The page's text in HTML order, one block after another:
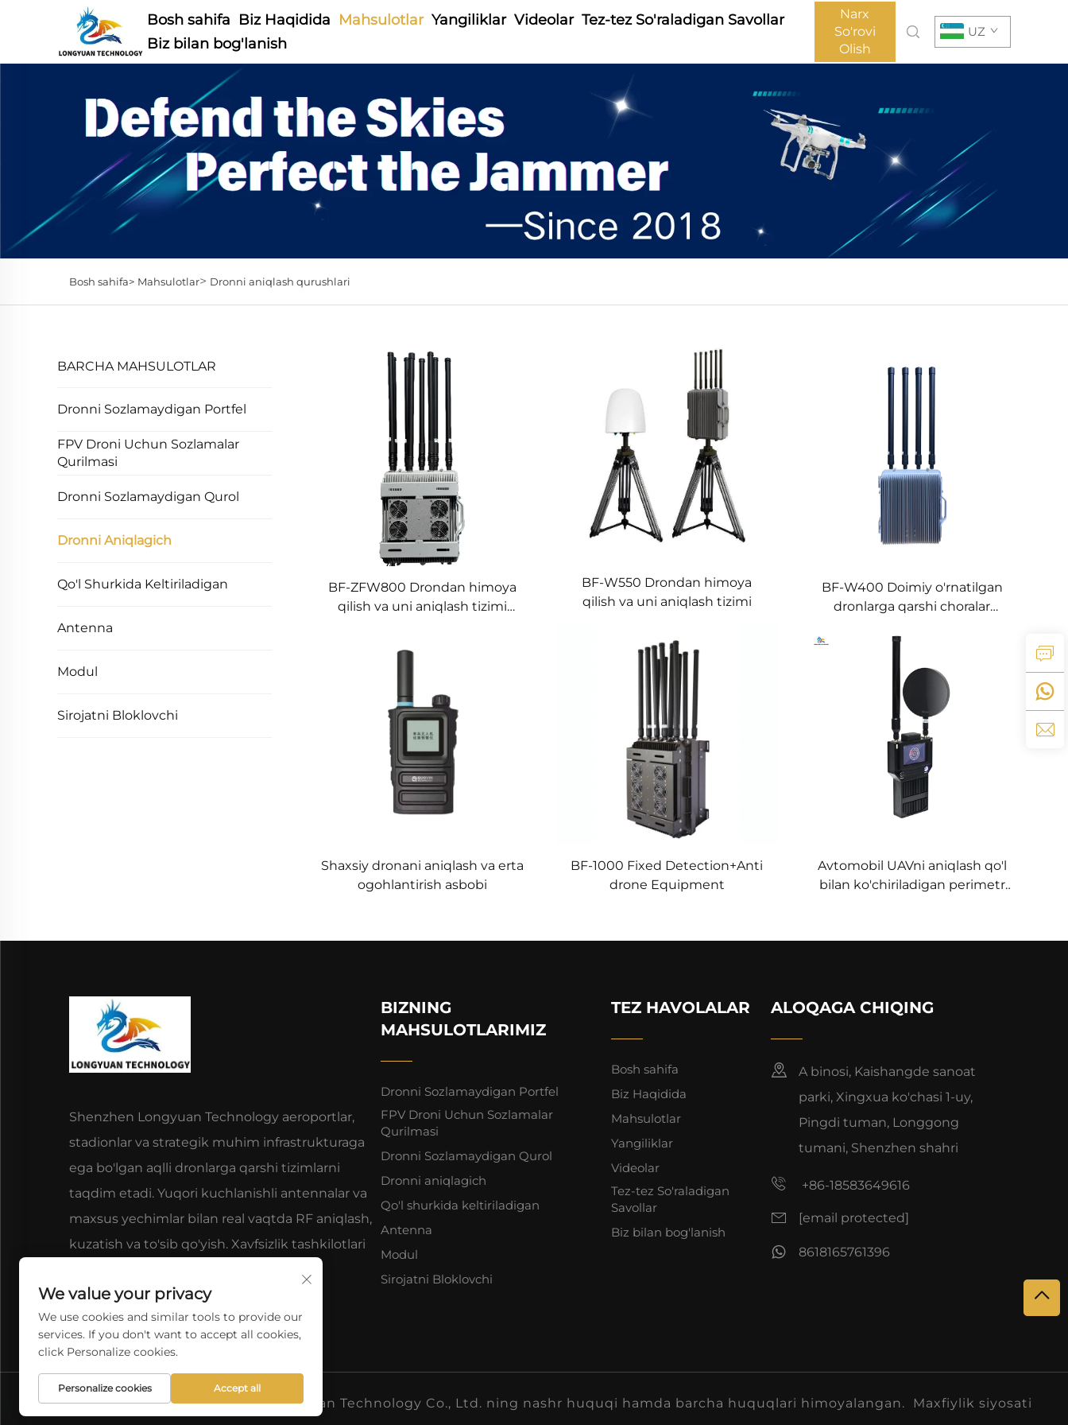
Bosh sahifa Biz Haqidida Mahsulotlar Yangiliklar Videolar Tez-tez So'raladigan Savollar
Biz bilan bog'lanish
Narx
So'rovi
Olish
UZ
Bosh sahifa> Mahsulotlar> Dronni aniqlash qurushlari
BARCHA MAHSULOTLAR
Dronni Sozlamaydigan Portfel
FPV Droni Uchun Sozlamalar
Qurilmasi
Dronni Sozlamaydigan Qurol
Dronni Aniqlagich
Qo'l Shurkida Keltiriladigan
Antenna
Modul
Sirojatni Bloklovchi
BF-ZFW800 Drondan himoya
qilish va uni aniqlash tizimi
BF-W550 Drondan himoya
qilish va uni aniqlash tizimi
BF-W400 Doimiy o'rnatilgan
dronlarga qarshi choralar
Shaxsiy dronani aniqlash va erta
ogohlantirish asbobi
BF-1000 Fixed Detection+Anti
drone Equipment
Avtomobil UAVni aniqlash qo'l
bilan ko'chiriladigan perimetr
masofali signallarni aniqlash
Shenzhen Longyuan Technology aeroportlar,
stadionlar va strategik muhim infrastrukturaga
ega bo'lgan aqlli dronlarga qarshi tizimlarni
taqdim etadi. Yuqori kuchlanishli antennalar va
maxsus yechimlar bilan real vaqtda RF aniqlash,
kuzatish va to'sib qo'yish. Xavfsizlik tashkilotlari
BIZNING
MAHSULOTLARIMIZ
Dronni Sozlamaydigan Portfel
FPV Droni Uchun Sozlamalar
Qurilmasi
Dronni Sozlamaydigan Qurol
Dronni aniqlagich
Qo'l shurkida keltiriladigan
Antenna
Modul
Sirojatni Bloklovchi
TEZ HAVOLALAR
Bosh sahifa
Biz Haqidida
Mahsulotlar
Yangiliklar
Videolar
Tez-tez So'raladigan
Savollar
Biz bilan bog'lanish
ALOQAGA CHIQING
A binosi, Kaishangde sanoat
parki, Xingxua ko'chasi 1-uy,
Pingdi tuman, Longgong
tumani, Shenzhen shahri
+86-18583649616
[email protected]
8618165761396
Nashr huquqi © 2026 Shenzhen Longyuan Technology Co., Ltd. ning nashr huquqi hamda barcha huquqlari himoyalangan. Maxfiylik siyosati
We value your privacy
We use cookies and similar tools to provide our
services. If you don't want to accept all cookies,
click Personalize cookies.
Personalize cookies Accept all